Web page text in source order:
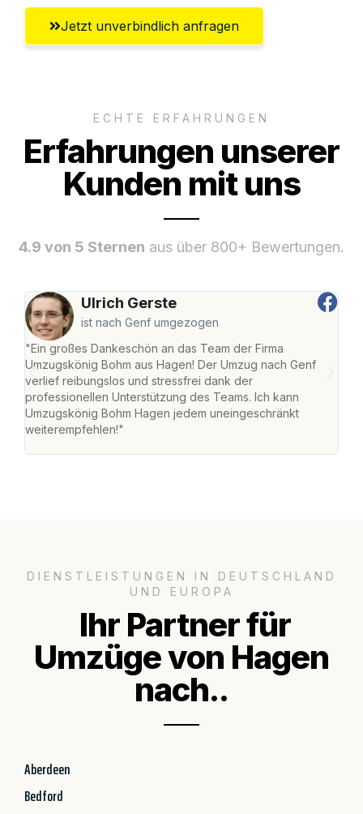
Jetzt unverbindlich anfragen
ECHTE ERFAHRUNGEN
Erfahrungen unserer
Kunden mit uns
4.9 von 5 Sternen aus über 800+ Bewertungen.
Ulrich Gerste
ist nach Genf umgezogen
"Ein großes Dankeschön an das Team der Firma
Umzugskönig Bohm aus Hagen! Der Umzug nach Genf
verlief reibungslos und stressfrei dank der
professionellen Unterstützung des Teams. Ich kann
Umzugskönig Bohm Hagen jedem uneingeschränkt
weiterempfehlen!"
DIENSTLEISTUNGEN IN DEUTSCHLAND
UND EUROPA
Ihr Partner für
Umzüge von Hagen
nach..
Aberdeen
Bedford